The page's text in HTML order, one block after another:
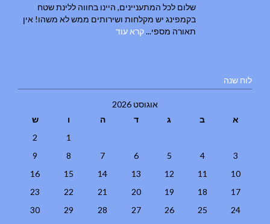
שלום לכל המתעניינים, היינו בחווה ללינת שטח
בקמפינג יש מקלחות ושירותים ממש לא משהו! אין
תאורה מספי...קרא עוד
לוח שנה
אוגוסט 2026
א
ב ג ד ה ו
ש
1
2
3
4
5
6
7
8
9
10
11
12
13
14
15
16
17
18
19
20
21
22
23
24
25
26
27
28
29
30